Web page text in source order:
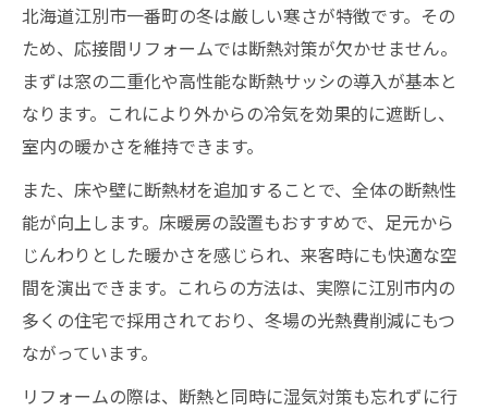
快適性を追求した応接間リフォームの工夫
リフォーム会社の評判と信頼性の見極め方
江別市リフォーム評判を参考にするポイン
ト
補助金活用で叶う応接間の刷新方法
補助金を活用したリフォームの進め方
江別市リフォーム助成金一覧の確認方法
リフォーム申請で注意すべきポイントと流
れ
応接間リフォームで使える主な給付金概要
リフォーム費用を抑えるための具体策
北海道江別市一番町の冬は厳しい寒さが特徴です。その
ため、応接間リフォームでは断熱対策が欠かせません。
まずは窓の二重化や高性能な断熱サッシの導入が基本と
なります。これにより外からの冷気を効果的に遮断し、
室内の暖かさを維持できます。
また、床や壁に断熱材を追加することで、全体の断熱性
能が向上します。床暖房の設置もおすすめで、足元から
じんわりとした暖かさを感じられ、来客時にも快適な空
間を演出できます。これらの方法は、実際に江別市内の
多くの住宅で採用されており、冬場の光熱費削減にもつ
ながっています。
リフォームの際は、断熱と同時に湿気対策も忘れずに行